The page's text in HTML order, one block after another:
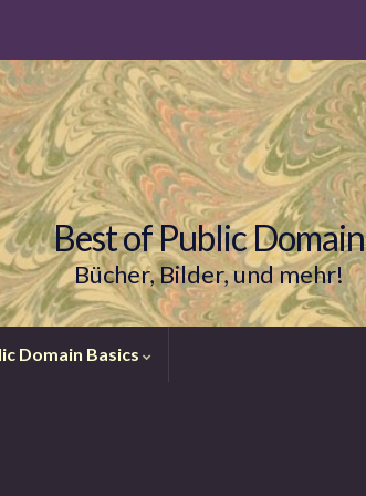
Best of Public Domain
Bücher, Bilder, und mehr!
Domain Basics